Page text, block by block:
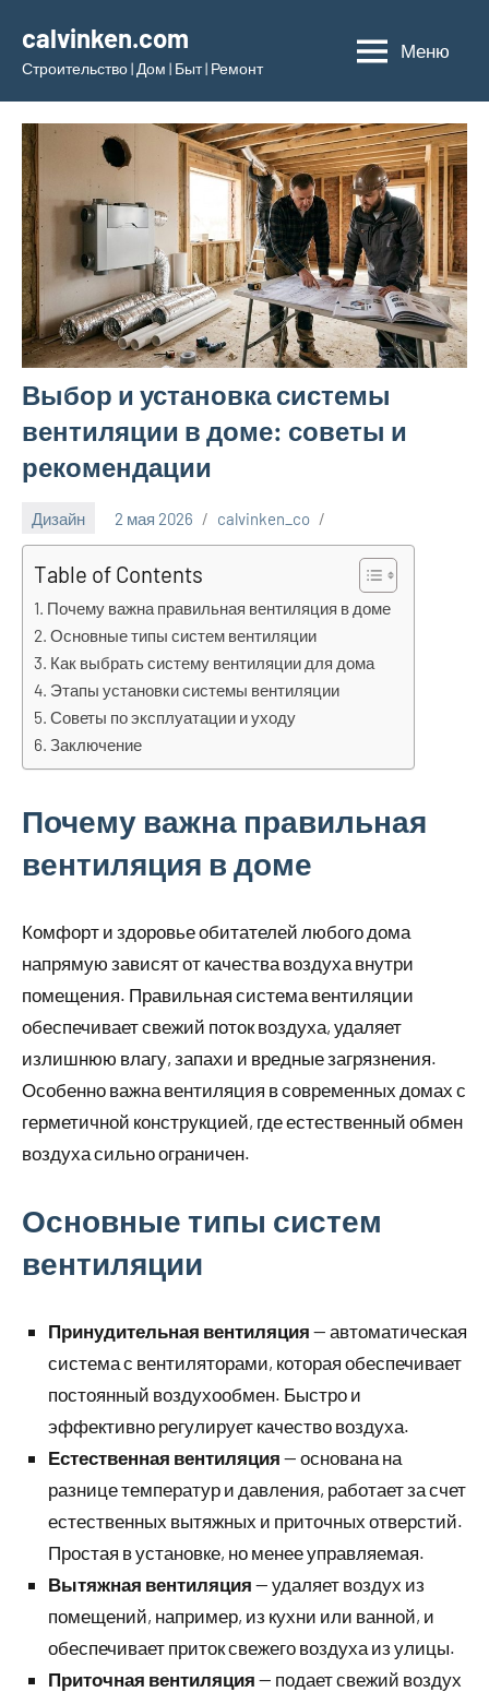
содержимому
calvinken.com
Строительство | Дом | Быт | Ремонт
Меню
Выбор и установка системы
вентиляции в доме: советы и
рекомендации
Дизайн 2 мая 2026 calvinken_co
Table of Contents
Почему важна правильная вентиляция в доме
Основные типы систем вентиляции
Как выбрать систему вентиляции для дома
Этапы установки системы вентиляции
Советы по эксплуатации и уходу
Заключение
Почему важна правильная
вентиляция в доме
Комфорт и здоровье обитателей любого дома
напрямую зависят от качества воздуха внутри
помещения. Правильная система вентиляции
обеспечивает свежий поток воздуха, удаляет
излишнюю влагу, запахи и вредные загрязнения.
Особенно важна вентиляция в современных домах с
герметичной конструкцией, где естественный обмен
воздуха сильно ограничен.
Основные типы систем
вентиляции
Принудительная вентиляция — автоматическая
система с вентиляторами, которая обеспечивает
постоянный воздухообмен. Быстро и
эффективно регулирует качество воздуха.
Естественная вентиляция — основана на
разнице температур и давления, работает за счет
естественных вытяжных и приточных отверстий.
Простая в установке, но менее управляемая.
Вытяжная вентиляция — удаляет воздух из
помещений, например, из кухни или ванной, и
обеспечивает приток свежего воздуха из улицы.
Приточная вентиляция — подает свежий воздух